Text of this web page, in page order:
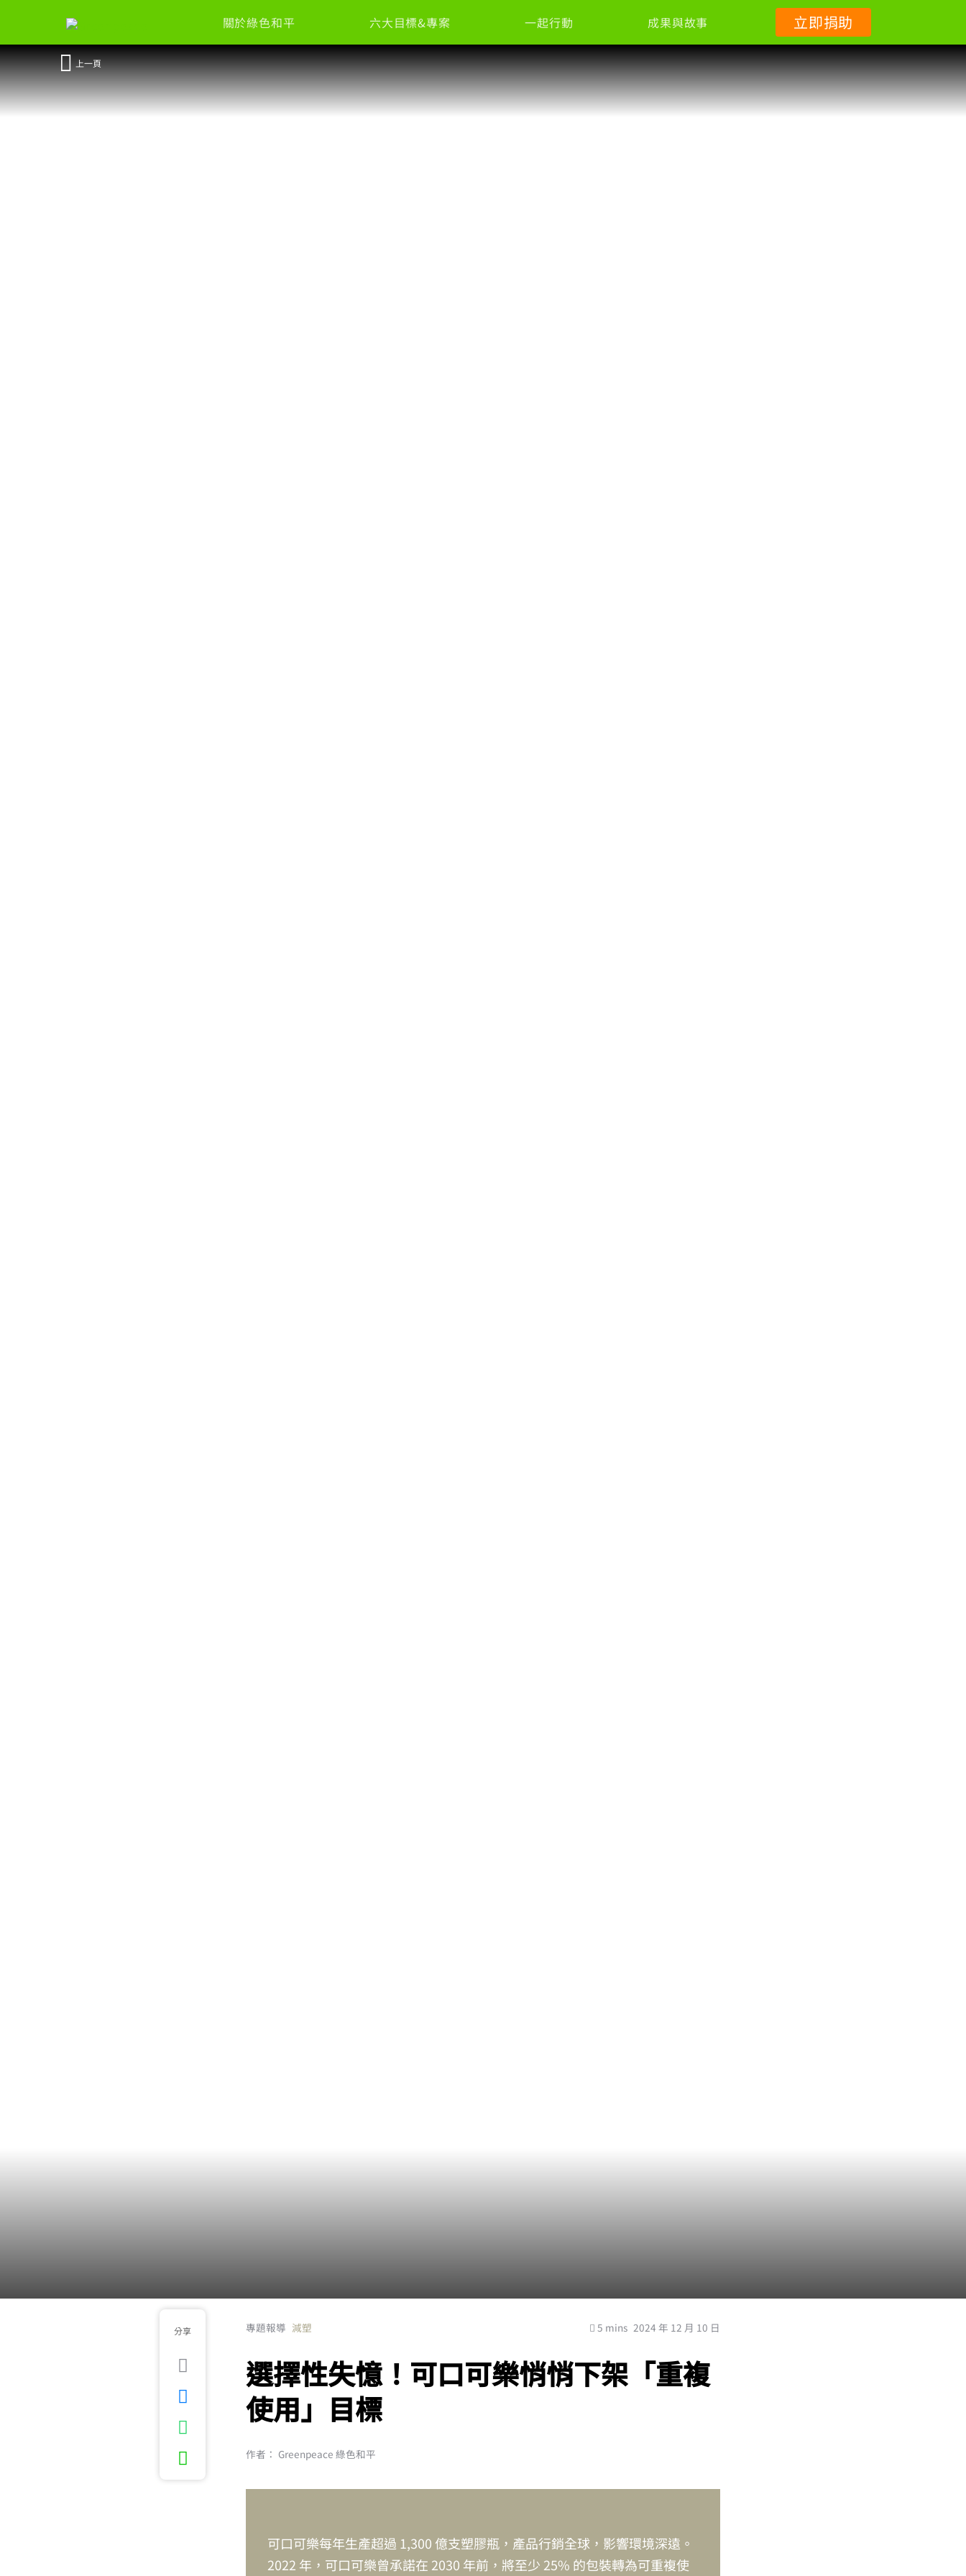
關於綠色和平 六大目標&專案 一起行動 成果與故事 立即捐助
上一頁
分享 專題報導 減塑 5 mins 2024 年 12 月 10 日
選擇性失憶！可口可樂悄悄下架「重複
使用」目標
作者： Greenpeace 綠色和平
可口可樂每年生產超過 1,300 億支塑膠瓶，產品行銷全球，影響環境深遠。
2022 年，可口可樂曾承諾在 2030 年前，將至少 25% 的包裝轉為可重複使